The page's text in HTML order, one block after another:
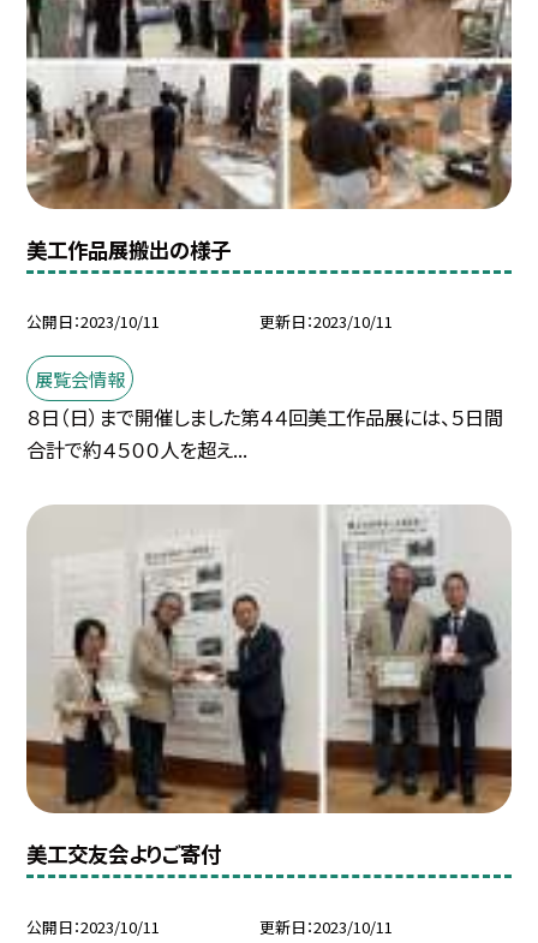
美工作品展搬出の様子
公開日 2023/10/11 更新日 2023/10/11
展覧会情報
８日（日）まで開催しました第４４回美工作品展には、５日間
合計で約４５００人を超え...
美工交友会よりご寄付
公開日 2023/10/11 更新日 2023/10/11